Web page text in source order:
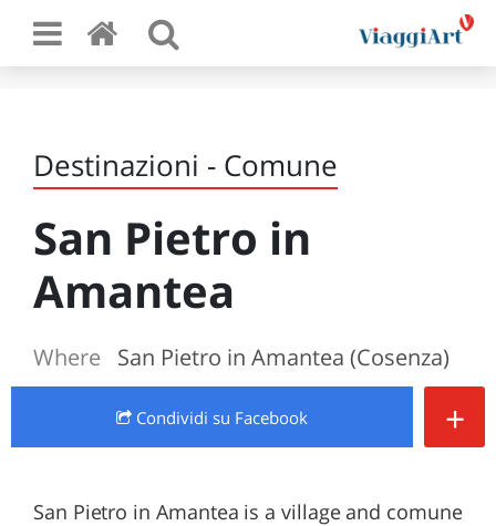
Destinazioni - Comune
San Pietro in
Amantea
Where San Pietro in Amantea (Cosenza)
Condividi su Facebook +
San Pietro in Amantea is a village and comune